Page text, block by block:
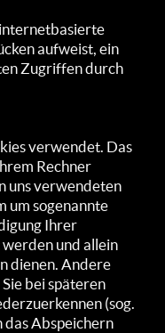
aufweist, ein
Zugriffen durch
verwendet. Das
Rechner
uns verwendeten
um sogenannte
Ihrer
und allein
dienen. Andere
bei späteren
(sog.
das Abspeichern